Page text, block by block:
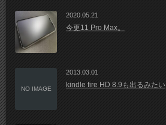
2020.05.21
今更11 Pro Max。
NO IMAGE
2013.03.01
kindle fire HD 8.9も出るみたい